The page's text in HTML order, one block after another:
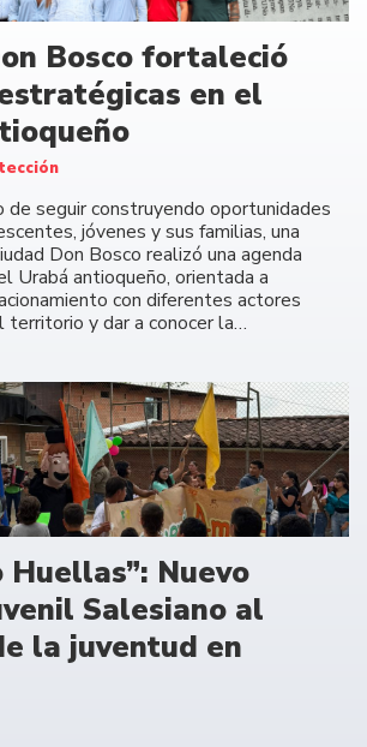
Bosco fortaleció
en el
de seguir construyendo oportunidades
jóvenes y sus familias, una
Don Bosco realizó una agenda
Urabá antioqueño, orientada a
con diferentes actores
y dar a conocer la…
Huellas”: Nuevo
Salesiano al
la juventud en